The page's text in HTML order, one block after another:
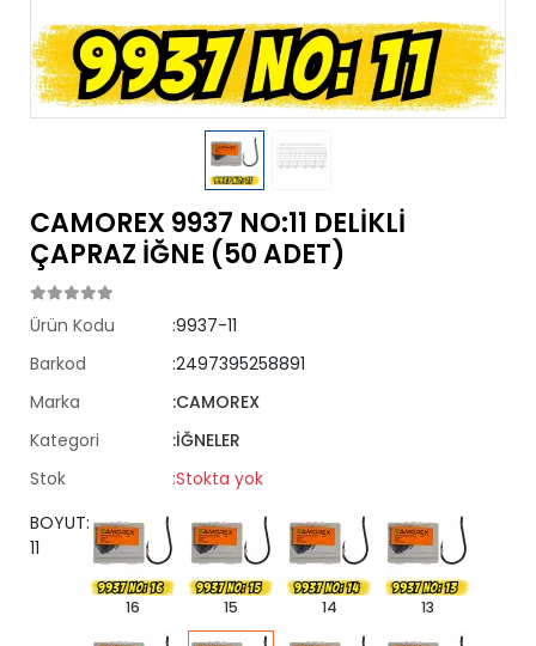
CAMOREX 9937 NO:11 DELİKLİ
ÇAPRAZ İĞNE (50 ADET)
Ürün Kodu
:9937-11
Barkod
:2497395258891
Marka
:CAMOREX
Kategori
:İĞNELER
Stok
:Stokta yok
BOYUT:
11
16 15 14 13